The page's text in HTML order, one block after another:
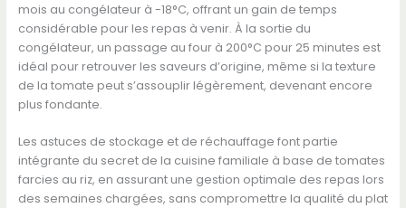
mois au congélateur à -18°C, offrant un gain de temps
considérable pour les repas à venir. À la sortie du
congélateur, un passage au four à 200°C pour 25 minutes est
idéal pour retrouver les saveurs d’origine, même si la texture
de la tomate peut s’assouplir légèrement, devenant encore
plus fondante.
Les astuces de stockage et de réchauffage font partie
intégrante du secret de la cuisine familiale à base de tomates
farcies au riz, en assurant une gestion optimale des repas lors
des semaines chargées, sans compromettre la qualité du plat